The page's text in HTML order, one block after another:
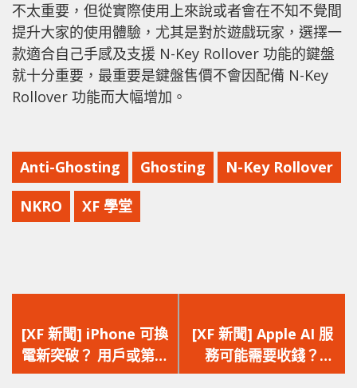
不太重要，但從實際使用上來說或者會在不知不覺間
提升大家的使用體驗，尤其是對於遊戲玩家，選擇一
款適合自己手感及支援 N-Key Rollover 功能的鍵盤
就十分重要，最重要是鍵盤售價不會因配備 N-Key
Rollover 功能而大幅增加。
Anti-Ghosting Ghosting N-Key Rollover
NKRO XF 學堂
一
篇
文
[XF 新聞] iPhone 可換
電新突破？ 用戶或第三
方更容易換電池
一
篇
文
[XF 新聞] Apple AI 服
務可能需要收錢？
Apple Intelligence+